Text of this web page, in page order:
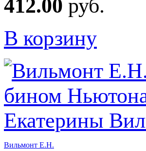
412.00 руб.
В корзину
Вильмонт Е.Н.